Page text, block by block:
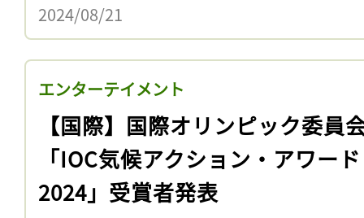
2024/08/21
エンターテイメント
【国際】国際オリンピック委員
「IOC気候アクション・アワード
2024」受賞者発表